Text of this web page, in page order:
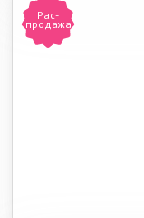
Рас-
продажа